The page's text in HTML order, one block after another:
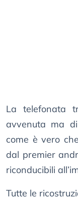
La telefonata
avvenuta ma
come è vero che
dal premier
riconducibili
Tutte le